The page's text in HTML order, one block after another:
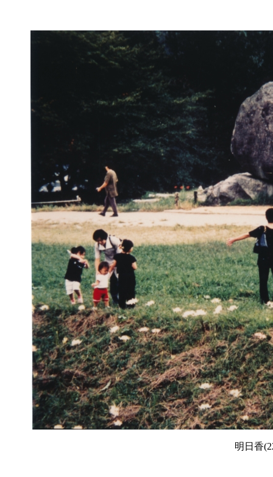
明日香